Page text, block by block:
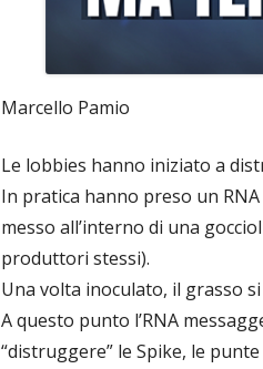
Marcello Pamio
Le lobbies hanno iniziato a
In pratica hanno preso un
messo all’interno di una
produttori stessi).
Una volta inoculato, il grasso
A questo punto l’RNA
“distruggere” le Spike, le